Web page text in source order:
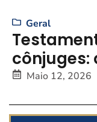
Geral
cônjuges:
Maio 12, 2026